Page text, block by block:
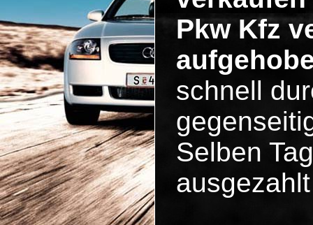
Pkw Kfz
schnell
Selben